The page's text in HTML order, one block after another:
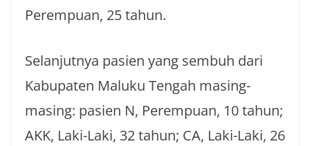
Perempuan, 25 tahun.
Selanjutnya pasien yang sembuh dari
Kabupaten Maluku Tengah masing-
masing: pasien N, Perempuan, 10 tahun;
AKK, Laki-Laki, 32 tahun; CA, Laki-Laki, 26